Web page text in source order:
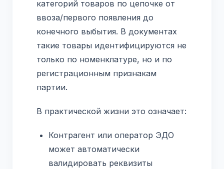
категорий товаров по цепочке от
ввоза/первого появления до
конечного выбытия. В документах
такие товары идентифицируются не
только по номенклатуре, но и по
регистрационным признакам
партии.
В практической жизни это означает:
Контрагент или оператор ЭДО
может автоматически
валидировать реквизиты